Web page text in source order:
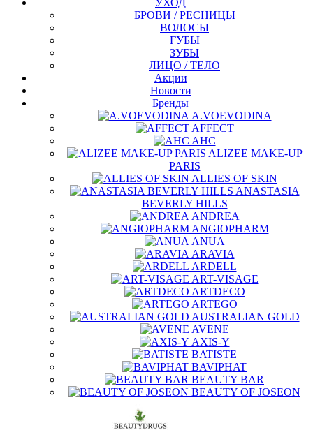
УХОД
БРОВИ / РЕСНИЦЫ
ВОЛОСЫ
ГУБЫ
ЗУБЫ
ЛИЦО / ТЕЛО
Акции
Новости
Бренды
A.VOEVODINA
AFFECT
AHC
ALIZEE MAKE-UP
PARIS
ALLIES OF SKIN
ANASTASIA
BEVERLY HILLS
ANDREA
ANGIOPHARM
ANUA
ARAVIA
ARDELL
ART-VISAGE
ARTDECO
ARTEGO
AUSTRALIAN GOLD
AVENE
AXIS-Y
BATISTE
BAVIPHAT
BEAUTY BAR
BEAUTY OF JOSEON